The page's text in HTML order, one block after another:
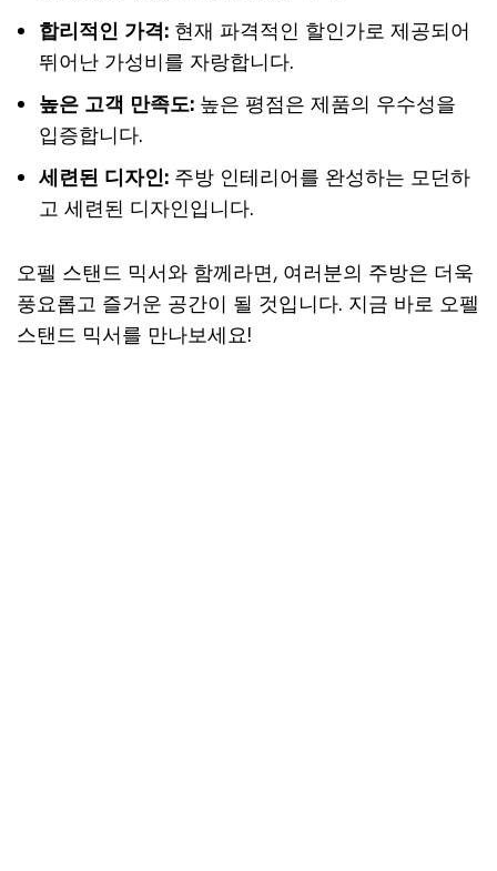
합리적인 가격: 현재 파격적인 할인가로 제공되어
뛰어난 가성비를 자랑합니다.
높은 고객 만족도: 높은 평점은 제품의 우수성을
입증합니다.
세련된 디자인: 주방 인테리어를 완성하는 모던하
고 세련된 디자인입니다.
오펠 스탠드 믹서와 함께라면, 여러분의 주방은 더욱
풍요롭고 즐거운 공간이 될 것입니다. 지금 바로 오펠
스탠드 믹서를 만나보세요!